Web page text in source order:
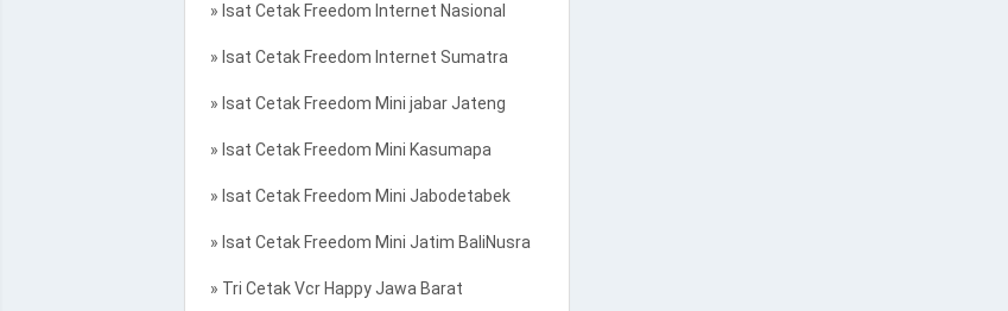
» Isat Cetak Freedom Internet Nasional
» Isat Cetak Freedom Internet Sumatra
» Isat Cetak Freedom Mini jabar Jateng
» Isat Cetak Freedom Mini Kasumapa
» Isat Cetak Freedom Mini Jabodetabek
» Isat Cetak Freedom Mini Jatim BaliNusra
» Tri Cetak Vcr Happy Jawa Barat